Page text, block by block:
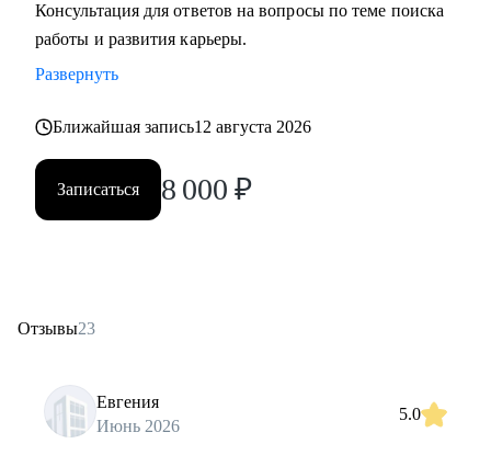
Консультация для ответов на вопросы по теме поиска
работы и развития карьеры.
Развернуть
Ближайшая запись12 августа 2026
Записаться 8 000 ₽
Отзывы23
Евгения
Июнь 2026
5.0